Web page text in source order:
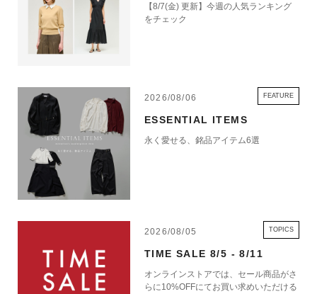
【8/7(金) 更新】今週の人気ランキング
をチェック
2026/08/06 FEATURE
ESSENTIAL ITEMS
永く愛せる、銘品アイテム6選
2026/08/05 TOPICS
TIME SALE 8/5 - 8/11
オンラインストアでは、セール商品がさ
らに10%OFFにてお買い求めいただける